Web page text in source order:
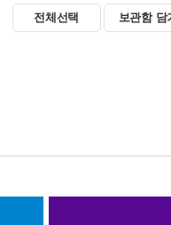
전체선택 보관함 담